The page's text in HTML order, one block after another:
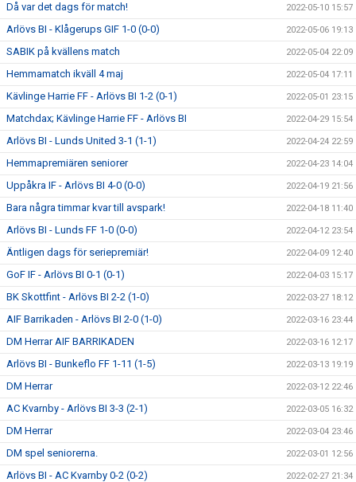
Då var det dags för match! 2022-05-10 15:57
Arlövs BI - Klågerups GIF 1-0 (0-0) 2022-05-06 19:13
SABIK på kvällens match 2022-05-04 22:09
Hemmamatch ikväll 4 maj 2022-05-04 17:11
Kävlinge Harrie FF - Arlövs BI 1-2 (0-1) 2022-05-01 23:15
Matchdax; Kävlinge Harrie FF - Arlövs BI 2022-04-29 15:54
Arlövs BI - Lunds United 3-1 (1-1) 2022-04-24 22:59
Hemmapremiären seniorer 2022-04-23 14:04
Uppåkra IF - Arlövs BI 4-0 (0-0) 2022-04-19 21:56
Bara några timmar kvar till avspark! 2022-04-18 11:40
Arlövs BI - Lunds FF 1-0 (0-0) 2022-04-12 23:54
Äntligen dags för seriepremiär! 2022-04-09 12:40
GoF IF - Arlövs BI 0-1 (0-1) 2022-04-03 15:17
BK Skottfint - Arlövs BI 2-2 (1-0) 2022-03-27 18:12
AIF Barrikaden - Arlövs BI 2-0 (1-0) 2022-03-16 23:44
DM Herrar AIF BARRIKADEN 2022-03-16 12:17
Arlövs BI - Bunkeflo FF 1-11 (1-5) 2022-03-13 19:19
DM Herrar 2022-03-12 22:46
AC Kvarnby - Arlövs BI 3-3 (2-1) 2022-03-05 16:32
DM Herrar 2022-03-04 23:46
DM spel seniorerna. 2022-03-01 12:56
Arlövs BI - AC Kvarnby 0-2 (0-2) 2022-02-27 21:34